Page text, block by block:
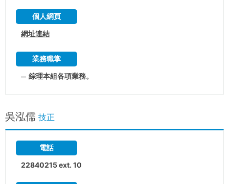
個人網頁
網址連結
業務職掌
綜理本組各項業務。
吳泓儒 技正
電話
22840215 ext. 10